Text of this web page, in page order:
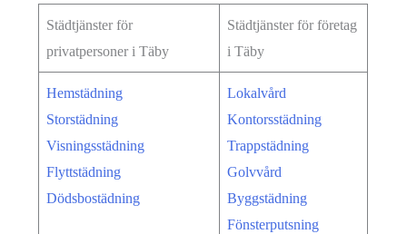
Städtjänster för
privatpersoner i Täby
Städtjänster för företag
i Täby
Hemstädning
Storstädning
Visningsstädning
Flyttstädning
Dödsbostädning
Lokalvård
Kontorsstädning
Trappstädning
Golvvård
Byggstädning
Fönsterputsning